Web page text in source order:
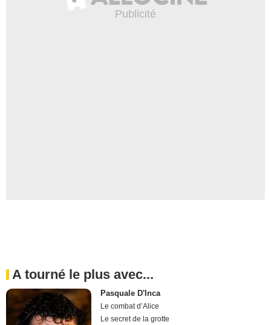
A tourné le plus avec...
Pasquale D'Inca
Le combat d’Alice
Le secret de la grotte